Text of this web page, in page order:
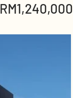
RM1,240,000